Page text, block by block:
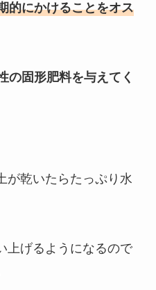
的にかけることをオス
の固形肥料を与えてく
が乾いたらたっぷり水
上げるようになるので